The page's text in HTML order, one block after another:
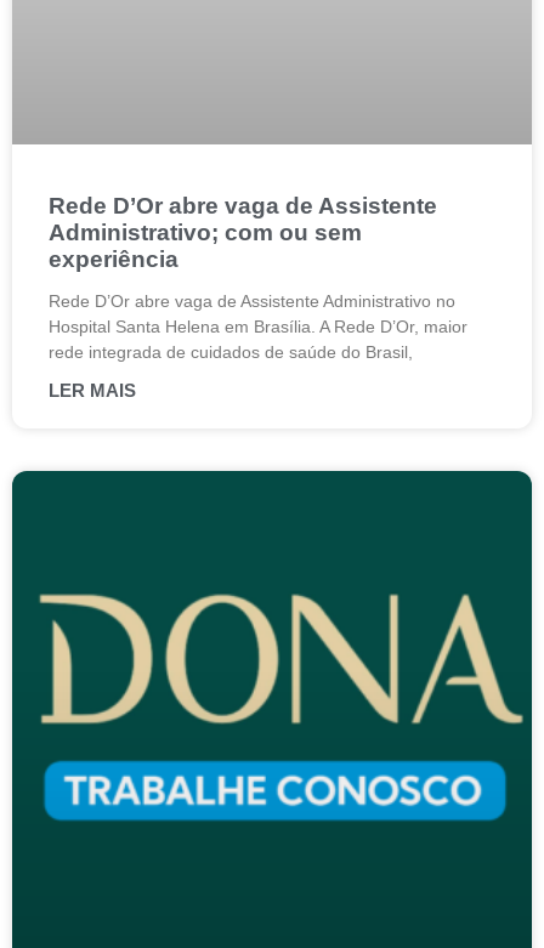
Rede D’Or abre vaga de Assistente
Administrativo; com ou sem
experiência
Rede D’Or abre vaga de Assistente Administrativo no
Hospital Santa Helena em Brasília. A Rede D’Or, maior
rede integrada de cuidados de saúde do Brasil,
LER MAIS